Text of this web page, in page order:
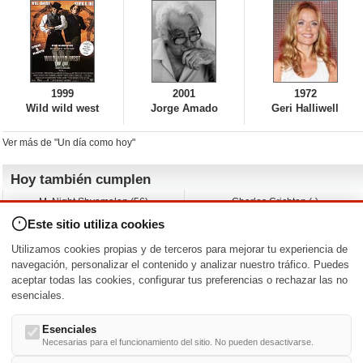
1999
Wild wild west
2001
Jorge Amado
1972
Geri Halliwell
Ver más de "Un día como hoy"
Hoy también cumplen
M. Night Shyamalan (56)
Andy Warhol (98)
Melissa George (50)
Vera Farmiga (53)
Charles Crichton (-)
Jeremy Ratchford (61)
Jason O’Mara (54)
Nacimientos y estrenos en la fecha
DD/MM /
Este sitio utiliza cookies
Utilizamos cookies propias y de terceros para mejorar tu experiencia de
navegación, personalizar el contenido y analizar nuestro tráfico. Puedes
aceptar todas las cookies, configurar tus preferencias o rechazar las no
esenciales.
Esenciales
Necesarias para el funcionamiento del sitio. No pueden desactivarse.